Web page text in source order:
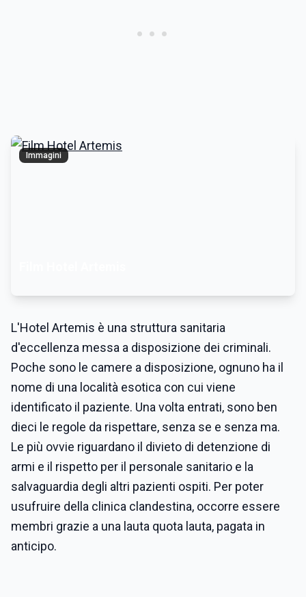
Immagini
L'Hotel Artemis è una struttura sanitaria
d'eccellenza messa a disposizione dei criminali.
Poche sono le camere a disposizione, ognuno ha il
nome di una località esotica con cui viene
identificato il paziente. Una volta entrati, sono ben
dieci le regole da rispettare, senza se e senza ma.
Le più ovvie riguardano il divieto di detenzione di
armi e il rispetto per il personale sanitario e la
salvaguardia degli altri pazienti ospiti. Per poter
usufruire della clinica clandestina, occorre essere
membri grazie a una lauta quota lauta, pagata in
anticipo.